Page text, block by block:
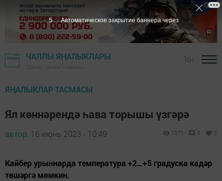
ЧАЛЛЫ ЯҢАЛЫКЛАРЫ
ЯҢАЛЫКЛАР ТАСМАСЫ
Ял көннәрендә һава торышы үзгәрә
автор, 16 июнь 2023 - 10:49 1071 0 0
Кайбер урыннарда температура +2…+5 градуска кадәр
төшәргә мөмкин.
3 Автоматическое закрытие баннера через